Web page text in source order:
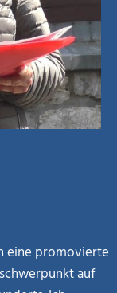
eine promovierte
auf